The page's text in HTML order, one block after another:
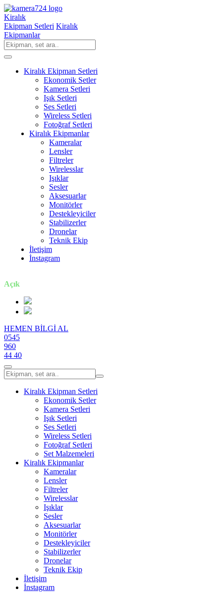
Kiralık
Ekipman Setleri Kiralık
Ekipmanlar
Kiralık Ekipman Setleri
Ekonomik Setler
Kamera Setleri
Işık Setleri
Ses Setleri
Wireless Setleri
Fotoğraf Setleri
Kiralık Ekipmanlar
Kameralar
Lensler
Filtreler
Wirelesslar
Işıklar
Sesler
Aksesuarlar
Monitörler
Destekleyiciler
Stabilizerler
Dronelar
Teknik Ekip
İletişim
İnstagram
Açık
HEMEN BİLGİ AL
0545
960
44 40
Kiralık Ekipman Setleri
Ekonomik Setler
Kamera Setleri
Işık Setleri
Ses Setleri
Wireless Setleri
Fotoğraf Setleri
Set Malzemeleri
Kiralık Ekipmanlar
Kameralar
Lensler
Filtreler
Wirelesslar
Işıklar
Sesler
Aksesuarlar
Monitörler
Destekleyiciler
Stabilizerler
Dronelar
Teknik Ekip
İletişim
İnstagram